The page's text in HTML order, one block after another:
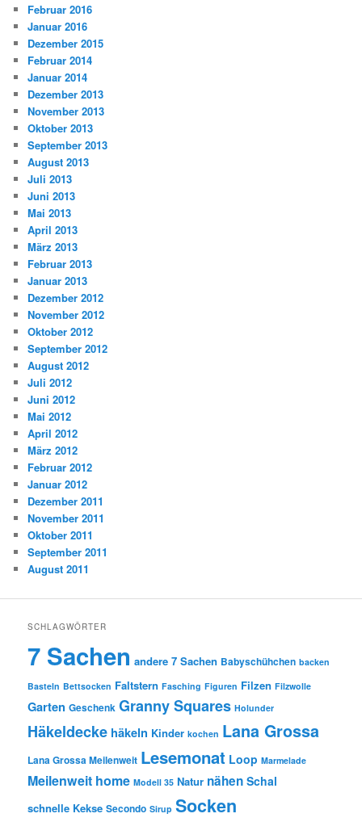
Februar 2016
Januar 2016
Dezember 2015
Februar 2014
Januar 2014
Dezember 2013
November 2013
Oktober 2013
September 2013
August 2013
Juli 2013
Juni 2013
Mai 2013
April 2013
März 2013
Februar 2013
Januar 2013
Dezember 2012
November 2012
Oktober 2012
September 2012
August 2012
Juli 2012
Juni 2012
Mai 2012
April 2012
März 2012
Februar 2012
Januar 2012
Dezember 2011
November 2011
Oktober 2011
September 2011
August 2011
SCHLAGWÖRTER
7 Sachen andere 7 Sachen Babyschühchen backen
Basteln Bettsocken Faltstern Fasching Figuren Filzen Filzwolle
Garten Geschenk Granny Squares Holunder
Häkeldecke häkeln Kinder kochen Lana Grossa
Lana Grossa Meilenweit Lesemonat Loop Marmelade
Meilenweit home Modell 35 Natur nähen Schal
schnelle Kekse Secondo Sirup Socken